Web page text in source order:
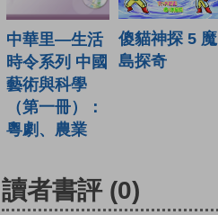
中華里—生活
時令系列 中國
藝術與科學
（第一冊）：
粵劇、農業
傻貓神探 5 魔
島探奇
讀者書評 (0)